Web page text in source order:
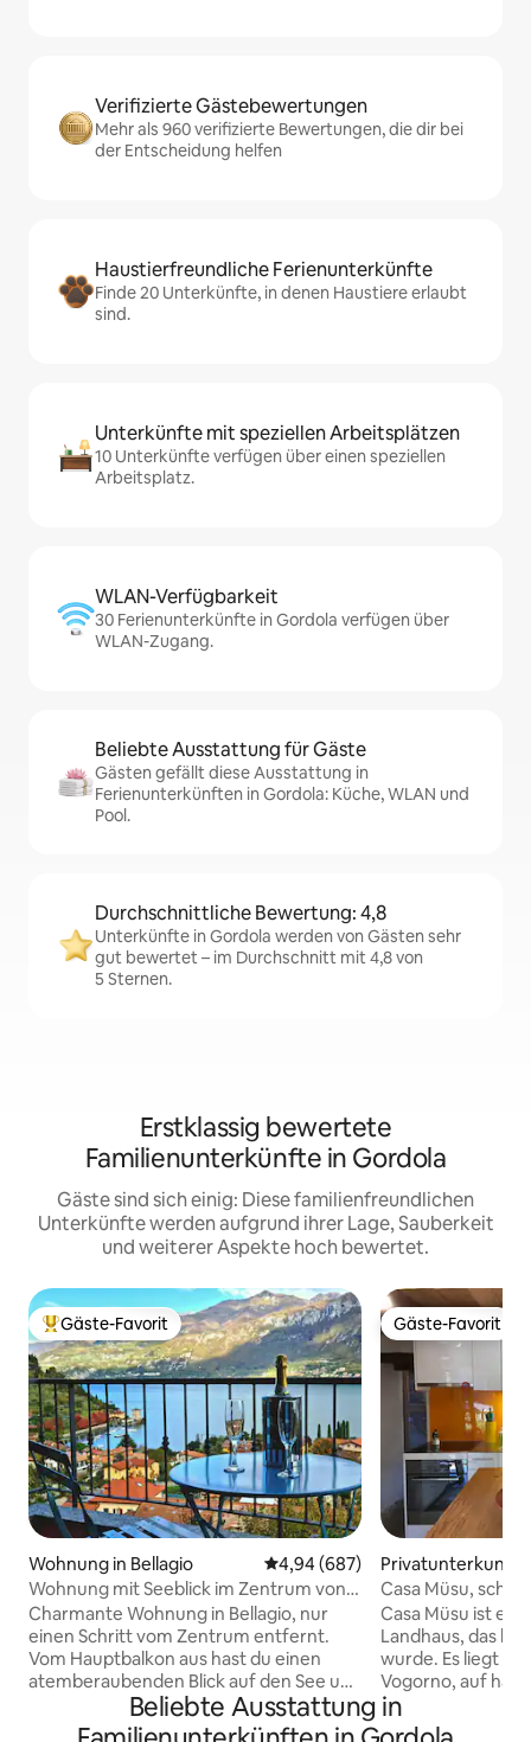
Verifizierte Gästebewertungen
Mehr als 960 verifizierte Bewertungen, die dir bei
der Entscheidung helfen
Haustierfreundliche Ferienunterkünfte
Finde 20 Unterkünfte, in denen Haustiere erlaubt
sind.
Unterkünfte mit speziellen Arbeitsplätzen
10 Unterkünfte verfügen über einen speziellen
Arbeitsplatz.
WLAN-Verfügbarkeit
30 Ferienunterkünfte in Gordola verfügen über
WLAN-Zugang.
Beliebte Ausstattung für Gäste
Gästen gefällt diese Ausstattung in
Ferienunterkünften in Gordola: Küche, WLAN und
Pool.
Durchschnittliche Bewertung: 4,8
Unterkünfte in Gordola werden von Gästen sehr
gut bewertet – im Durchschnitt mit 4,8 von
5 Sternen.
Erstklassig bewertete
Familienunterkünfte in Gordola
Gäste sind sich einig: Diese familienfreundlichen
Unterkünfte werden aufgrund ihrer Lage, Sauberkeit
und weiterer Aspekte hoch bewertet.
Beliebter Gäste-Favorit.
Gäste-Favorit
Wohnung in Bellagio Durchschnittliche Bewertung:
4,94 (687)
Wohnung mit Seeblick im Zentrum von
Bellagio
Charmante Wohnung in Bellagio, nur
einen Schritt vom Zentrum entfernt.
Vom Hauptbalkon aus hast du einen
atemberaubenden Blick auf den See und
die berühmte Villa Serbelloni. Die
Wohnung befindet sich auf zwei Etagen:
Gäste-Favorit
Gäste-Favorit
Privatunterkunft
a
Casa Müsu,
Verzascatal
Casa Müsu ist ein
Landhaus, das
wurde. Es liegt
Vogorno, auf
Locarno und den
Lavertezzo und Brione.
Beliebte Ausstattung in